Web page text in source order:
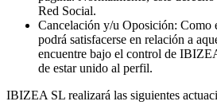
Red Social.
Cancelación y/u Oposición: Como
podrá satisfacerse en relación a
encuentre bajo el control de
de estar unido al perfil.
IBIZEA SL realizará las siguientes